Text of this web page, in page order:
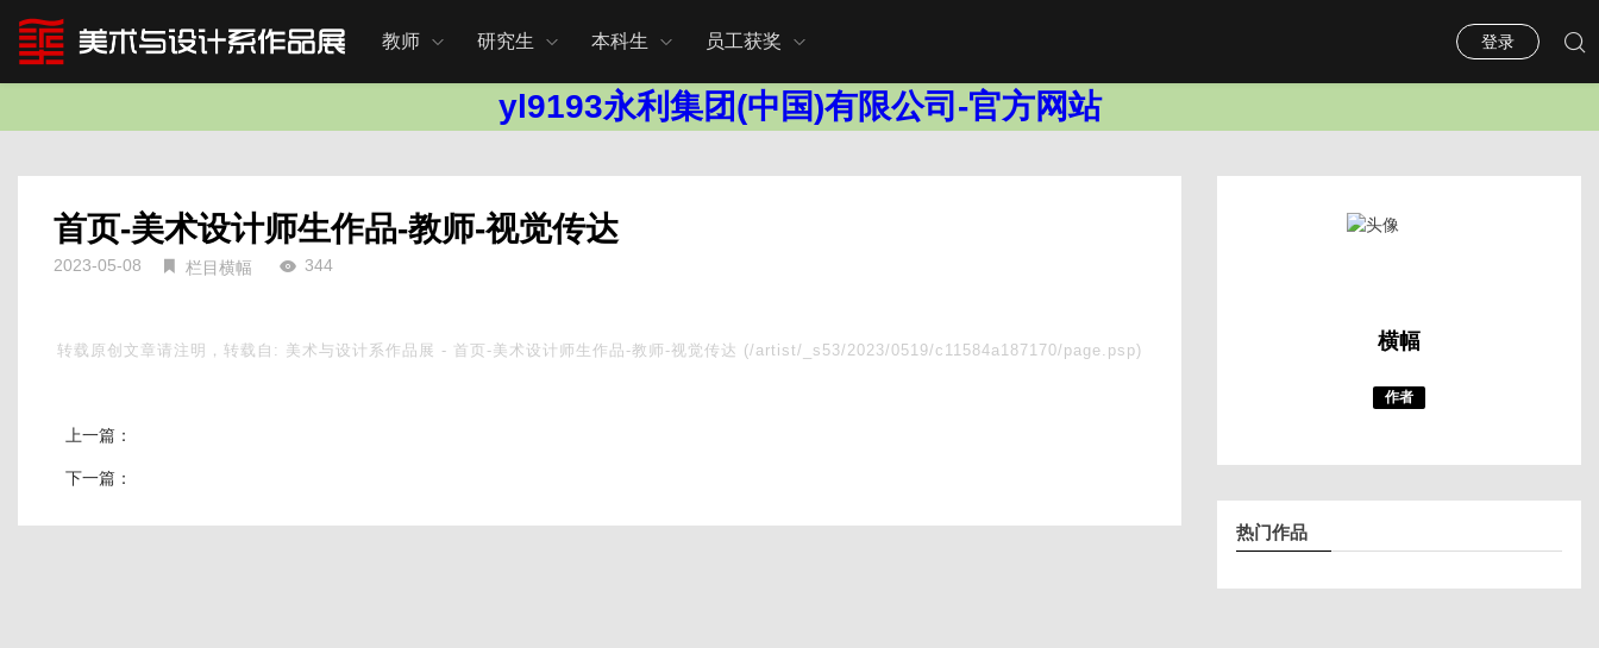
yl9193永利集团(中国)有限公司-官方网站
教师 研究生 本科生 员工获奖 登录
首页-美术设计师生作品-教师-视觉传达
2023-05-08 栏目横幅 344
转载原创文章请注明，转载自: 美术与设计系作品展 - 首页-美术设计师生作品-教师-视觉传达 (/artist/_s53/2023/0519/c11584a187170/page.psp)
上一篇：
下一篇：
横幅
作者
热门作品